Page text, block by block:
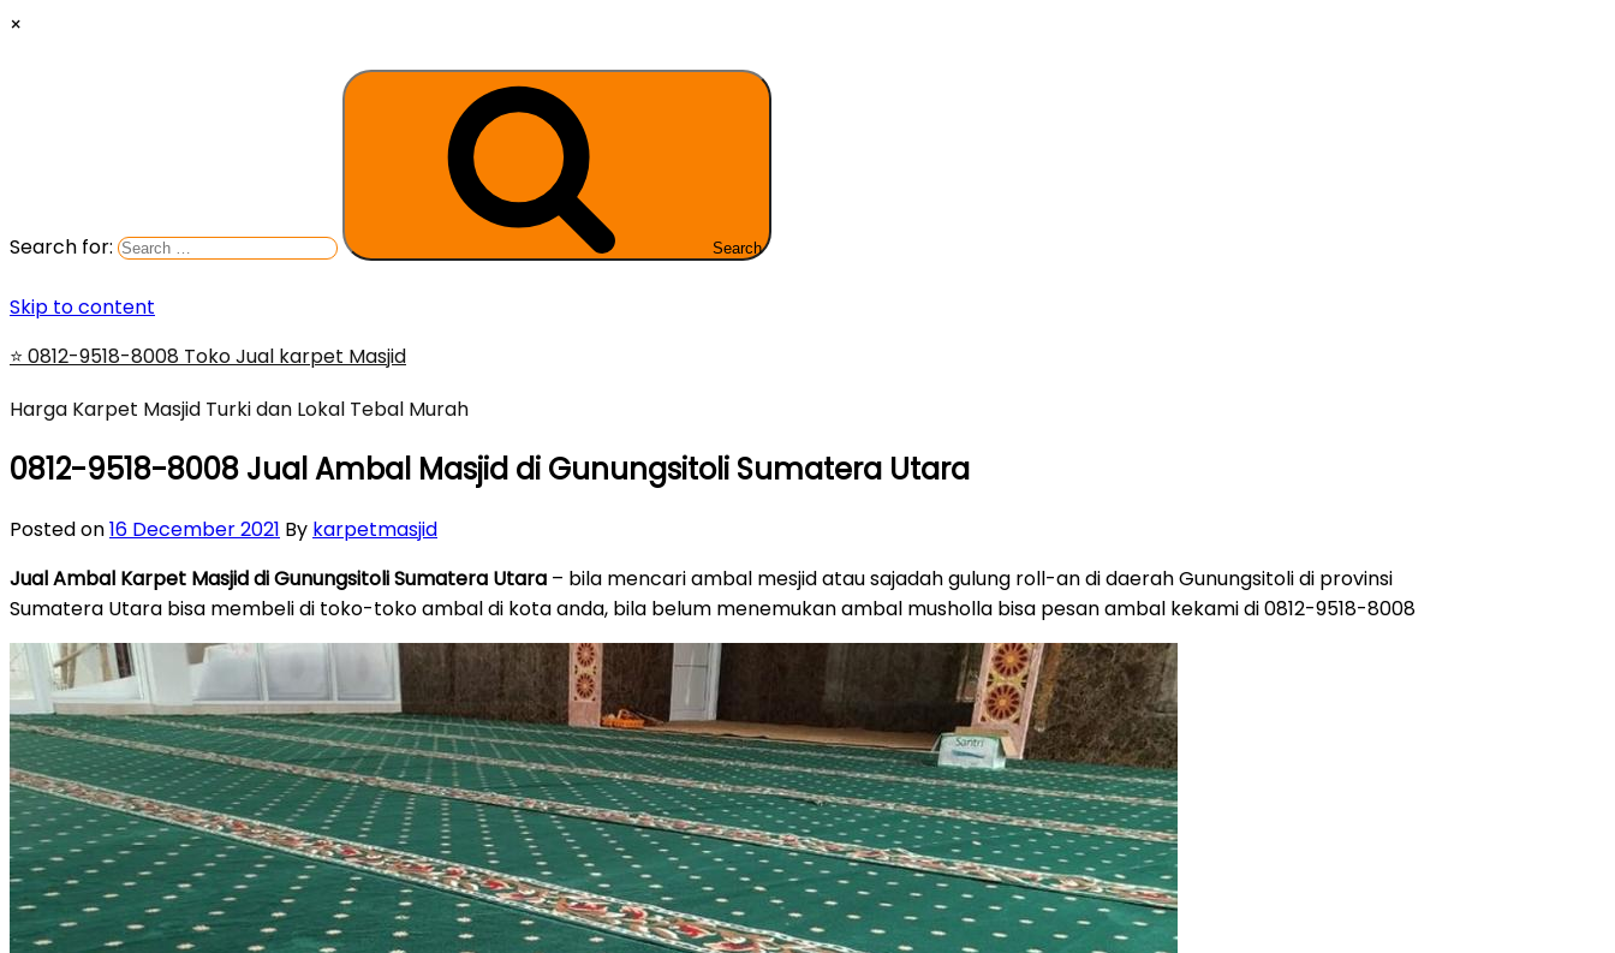
×
Search for: Search
Skip to content
⭐ 0812-9518-8008 Toko Jual karpet Masjid
Harga Karpet Masjid Turki dan Lokal Tebal Murah
0812-9518-8008 Jual Ambal Masjid di Gunungsitoli Sumatera Utara
Posted on16 December 2021 By karpetmasjid
Jual Ambal Karpet Masjid di Gunungsitoli Sumatera Utara – bila mencari ambal mesjid atau sajadah gulung roll-an di daerah Gunungsitoli di provinsi
Sumatera Utara bisa membeli di toko-toko ambal di kota anda, bila belum menemukan ambal musholla bisa pesan ambal kekami di 0812-9518-8008